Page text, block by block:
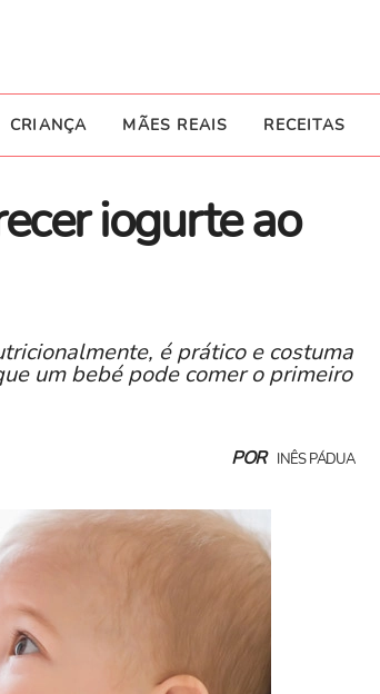
CRIANÇA MÃES REAIS RECEITAS
iogurte ao
é prático e costuma
um bebé pode comer o primeiro
POR INÊS PÁDUA